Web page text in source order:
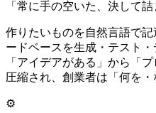
「 常に手の空いた、決して
作りたいものを自然言語で
ードベースを生成・テスト・
「アイデアがある」から「
圧縮され、創業者は「何を・
⚙️